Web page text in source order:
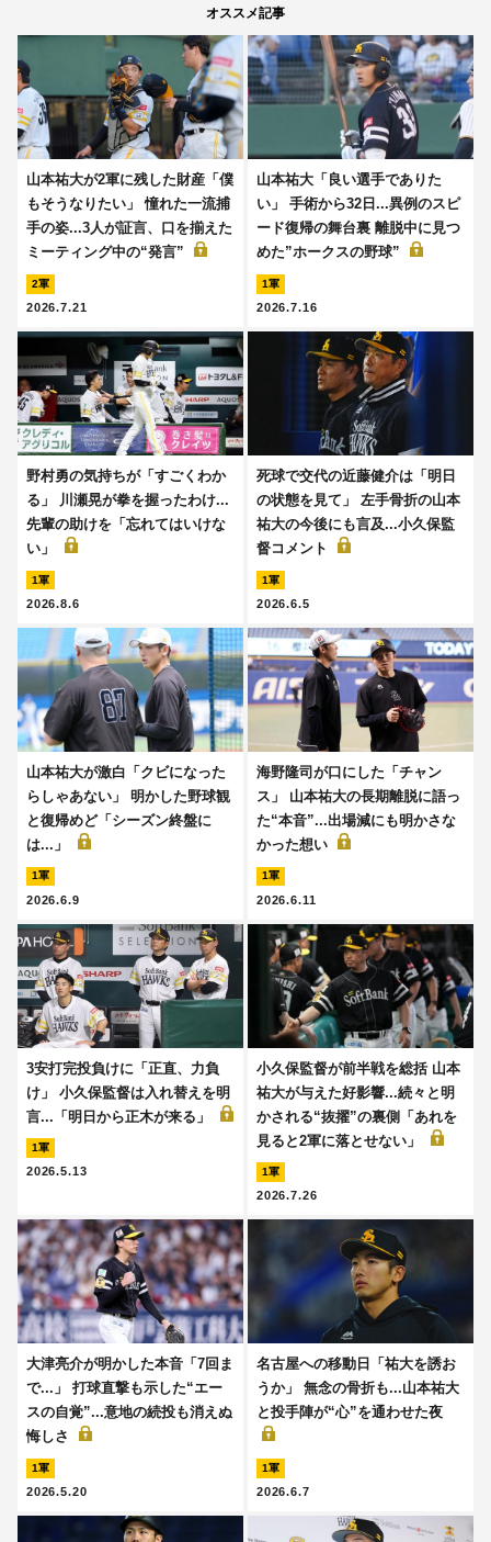
オススメ記事
山本祐大が2軍に残した財産「僕
もそうなりたい」 憧れた一流捕
手の姿...3人が証言、口を揃えた
ミーティング中の“発言”
2軍
2026.7.21
山本祐大「良い選手でありた
い」 手術から32日...異例のスピ
ード復帰の舞台裏 離脱中に見つ
めた”ホークスの野球”
1軍
2026.7.16
野村勇の気持ちが「すごくわか
る」 川瀬晃が拳を握ったわけ...
先輩の助けを「忘れてはいけな
い」
1軍
2026.8.6
死球で交代の近藤健介は「明日
の状態を見て」 左手骨折の山本
祐大の今後にも言及...小久保監
督コメント
1軍
2026.6.5
山本祐大が激白「クビになった
らしゃあない」 明かした野球観
と復帰めど「シーズン終盤に
は...」
1軍
2026.6.9
海野隆司が口にした「チャン
ス」 山本祐大の長期離脱に語っ
た“本音”...出場減にも明かさな
かった想い
1軍
2026.6.11
3安打完投負けに「正直、力負
け」 小久保監督は入れ替えを明
言...「明日から正木が来る」
1軍
2026.5.13
小久保監督が前半戦を総括 山本
祐大が与えた好影響...続々と明
かされる“抜擢”の裏側「あれを
見ると2軍に落とせない」
1軍
2026.7.26
大津亮介が明かした本音「7回ま
で...」 打球直撃も示した“エー
スの自覚”...意地の続投も消えぬ
悔しさ
1軍
2026.5.20
名古屋への移動日「祐大を誘お
うか」 無念の骨折も...山本祐大
と投手陣が“心”を通わせた夜
1軍
2026.6.7